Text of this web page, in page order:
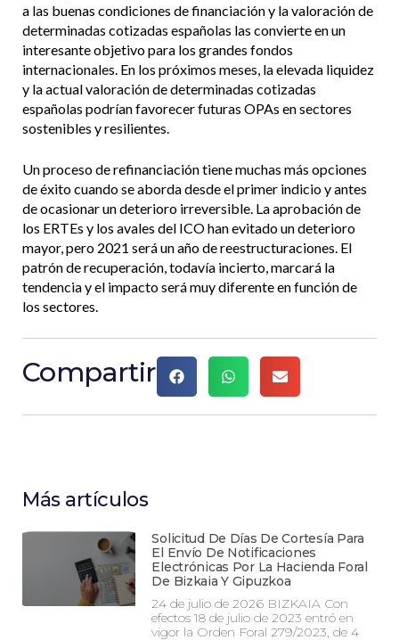
a las buenas condiciones de financiación y la valoración de
determinadas cotizadas españolas las convierte en un
interesante objetivo para los grandes fondos
internacionales. En los próximos meses, la elevada liquidez
y la actual valoración de determinadas cotizadas
españolas podrían favorecer futuras OPAs en sectores
sostenibles y resilientes.
Un proceso de refinanciación tiene muchas más opciones
de éxito cuando se aborda desde el primer indicio y antes
de ocasionar un deterioro irreversible. La aprobación de
los ERTEs y los avales del ICO han evitado un deterioro
mayor, pero 2021 será un año de reestructuraciones. El
patrón de recuperación, todavía incierto, marcará la
tendencia y el impacto será muy diferente en función de
los sectores.
Compartir
Más artículos
Solicitud De Días De Cortesía Para
El Envío De Notificaciones
Electrónicas Por La Hacienda Foral
De Bizkaia Y Gipuzkoa
24 de julio de 2026 BIZKAIA Con
efectos 18 de julio de 2023 entró en
vigor la Orden Foral 279/2023, de 4